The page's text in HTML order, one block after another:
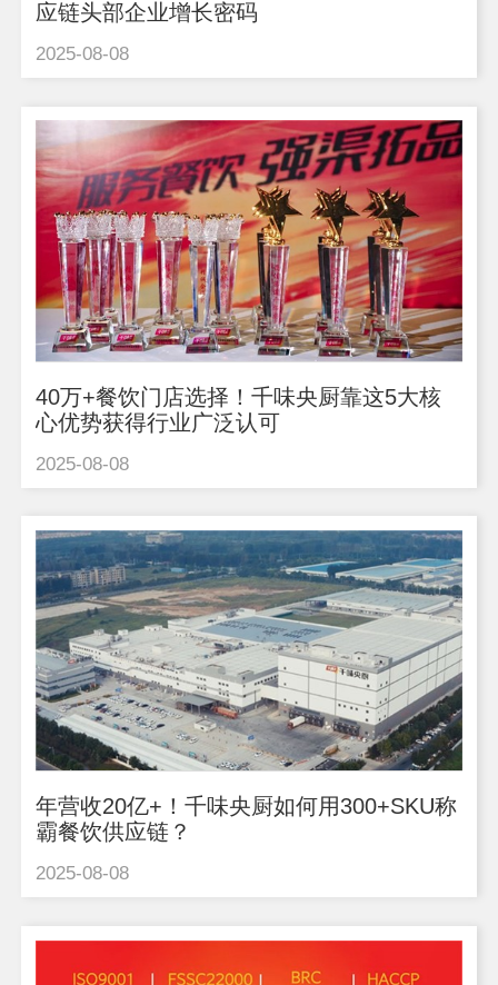
应链头部企业增长密码
2025-08-08
40万+餐饮门店选择！千味央厨靠这5大核
心优势获得行业广泛认可
2025-08-08
年营收20亿+！千味央厨如何用300+SKU称
霸餐饮供应链？
2025-08-08